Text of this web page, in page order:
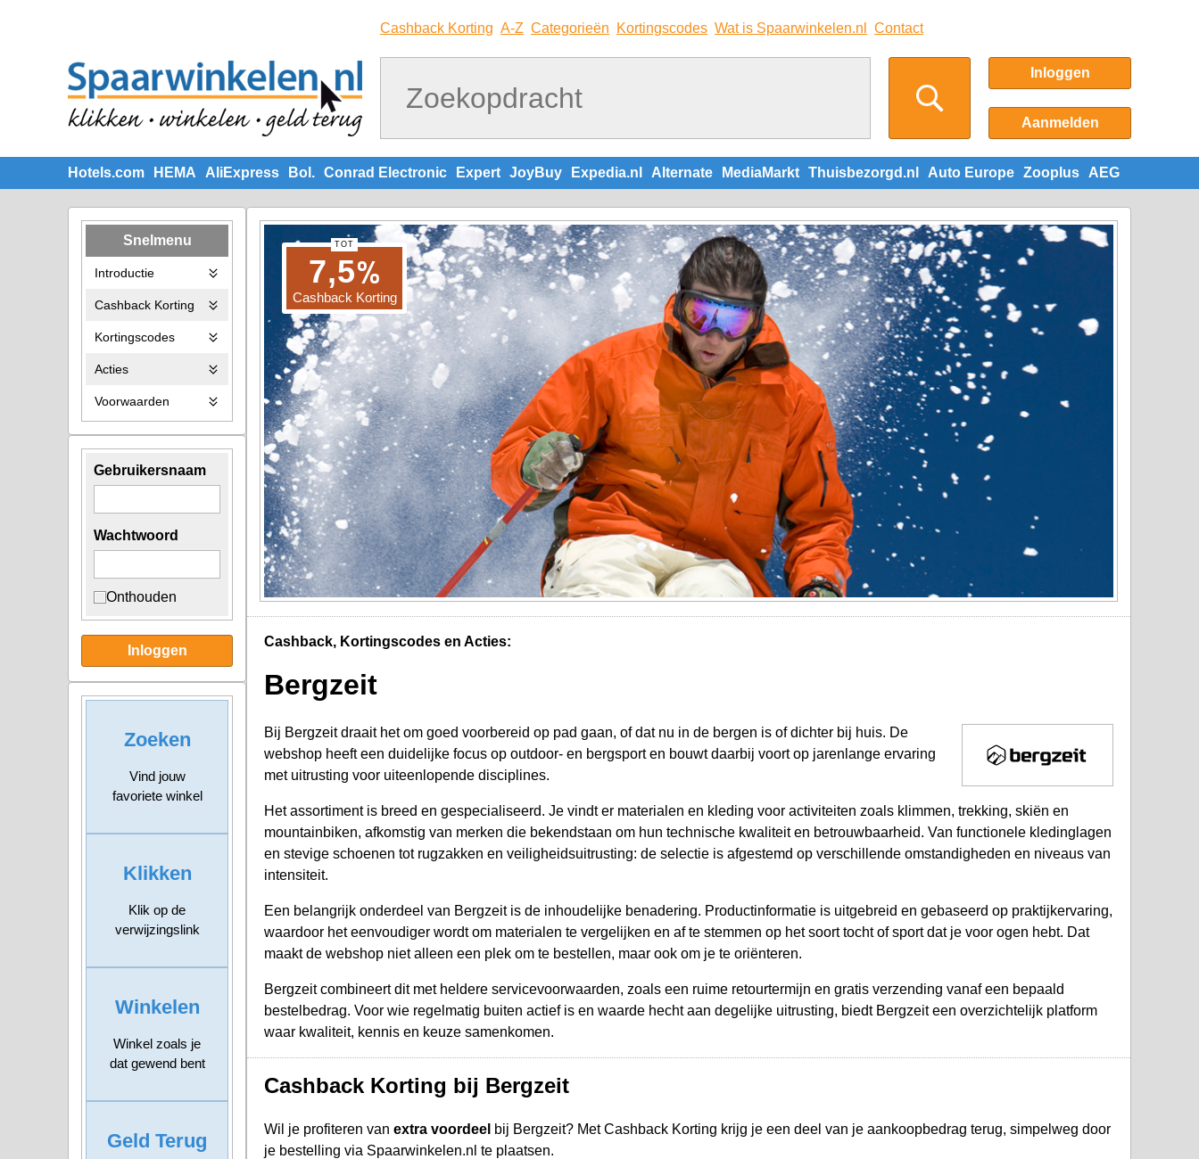
Cashback Korting A-Z Categorieën Kortingscodes Wat is Spaarwinkelen.nl Contact
Inloggen
Aanmelden
Hotels.com HEMA AliExpress Bol. Conrad Electronic Expert JoyBuy Expedia.nl Alternate MediaMarkt Thuisbezorgd.nl Auto Europe Zooplus AEG
Snelmenu
Introductie
Cashback Korting
Kortingscodes
Acties
Voorwaarden
Gebruikersnaam
Wachtwoord
Onthouden
Inloggen
Zoeken
Vind jouw
favoriete winkel
Klikken
Klik op de
verwijzingslink
Winkelen
Winkel zoals je
dat gewend bent
Geld Terug
7,5%
Cashback Korting
TOT
Cashback, Kortingscodes en Acties:
Bergzeit
Bij Bergzeit draait het om goed voorbereid op pad gaan, of dat nu in de bergen is of dichter bij huis. De
webshop heeft een duidelijke focus op outdoor- en bergsport en bouwt daarbij voort op jarenlange ervaring
met uitrusting voor uiteenlopende disciplines.
Het assortiment is breed en gespecialiseerd. Je vindt er materialen en kleding voor activiteiten zoals klimmen, trekking, skiën en
mountainbiken, afkomstig van merken die bekendstaan om hun technische kwaliteit en betrouwbaarheid. Van functionele kledinglagen
en stevige schoenen tot rugzakken en veiligheidsuitrusting: de selectie is afgestemd op verschillende omstandigheden en niveaus van
intensiteit.
Een belangrijk onderdeel van Bergzeit is de inhoudelijke benadering. Productinformatie is uitgebreid en gebaseerd op praktijkervaring,
waardoor het eenvoudiger wordt om materialen te vergelijken en af te stemmen op het soort tocht of sport dat je voor ogen hebt. Dat
maakt de webshop niet alleen een plek om te bestellen, maar ook om je te oriënteren.
Bergzeit combineert dit met heldere servicevoorwaarden, zoals een ruime retourtermijn en gratis verzending vanaf een bepaald
bestelbedrag. Voor wie regelmatig buiten actief is en waarde hecht aan degelijke uitrusting, biedt Bergzeit een overzichtelijk platform
waar kwaliteit, kennis en keuze samenkomen.
Cashback Korting bij Bergzeit
Wil je profiteren van extra voordeel bij Bergzeit? Met Cashback Korting krijg je een deel van je aankoopbedrag terug, simpelweg door
je bestelling via Spaarwinkelen.nl te plaatsen.